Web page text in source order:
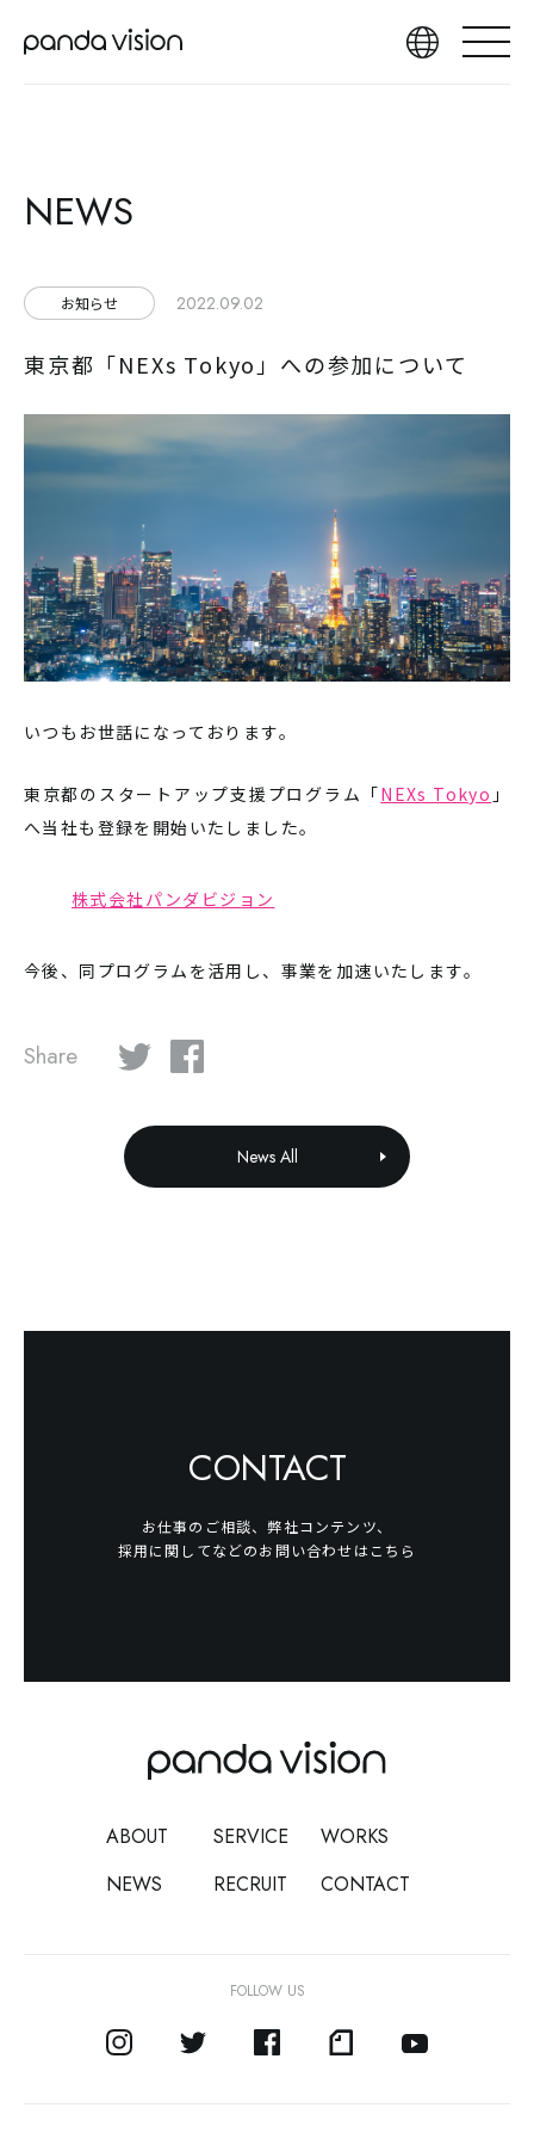
NEWS
お知らせ 2022.09.02
東京都「NEXs Tokyo」への参加について
いつもお世話になっております。
東京都のスタートアップ支援プログラム「NEXs Tokyo 」
へ当社も登録を開始いたしました。
株式会社パンダビジョン
今後、同プログラムを活用し、事業を加速いたします。
Share
News All
CONTACT
お仕事のご相談、弊社コンテンツ、
採用に関してなどのお問い合わせはこちら
ABOUT SERVICE
WORKS
NEWS
RECRUIT CONTACT
FOLLOW US